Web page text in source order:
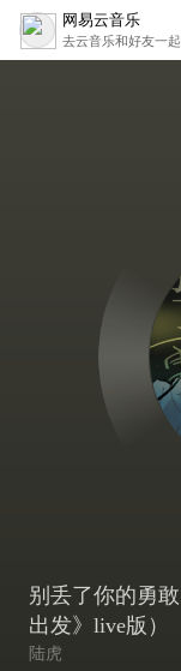
网易云音乐
去云音乐和好友一
别丢了你的勇
出发》live版）
陆虎